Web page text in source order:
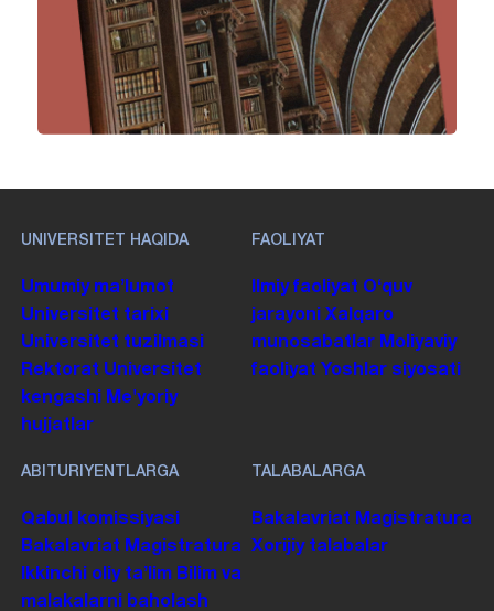
UNIVERSITET HAQIDA
Umumiy maʼlumot
Universitet tarixi
Universitet tuzilmasi
Rektorat Universitet
kengashi Me'yoriy
hujjatlar
FAOLIYAT
Ilmiy faoliyat Oʻquv
jarayoni Xalqaro
munosabatlar Moliyaviy
faoliyat Yoshlar siyosati
ABITURIYENTLARGA
Qabul komissiyasi
Bakalavriat Magistratura
Ikkinchi oliy taʼlim Bilim va
malakalarni baholash
TALABALARGA
Bakalavriat Magistratura
Xorijiy talabalar